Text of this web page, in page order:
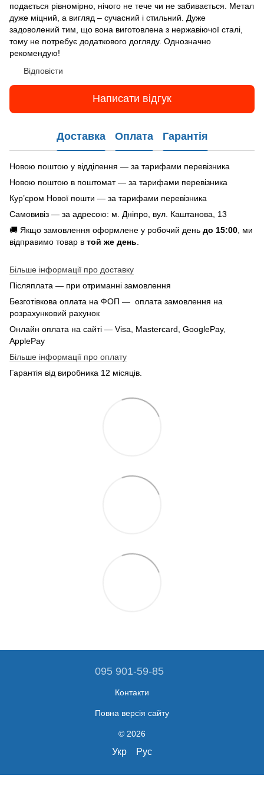
подається рівномірно, нічого не тече чи не забивається. Метал
дуже міцний, а вигляд – сучасний і стильний. Дуже
задоволений тим, що вона виготовлена з нержавіючої сталі,
тому не потребує додаткового догляду. Однозначно
рекомендую!
Відповісти
Написати відгук
Доставка Оплата Гарантія
Новою поштою у відділення — за тарифами перевізника
Новою поштою в поштомат — за тарифами перевізника
Кур’єром Нової пошти — за тарифами перевізника
Самовивіз — за адресою: м. Дніпро, вул. Каштанова, 13
🚚 Якщо замовлення оформлене у робочий день до 15:00 , ми
відправимо товар в той же день
Більше інформації про доставку
Післяплата — при отриманні замовлення
Безготівкова оплата на ФОП — оплата замовлення на
розрахунковий рахунок
Онлайн оплата на сайті — Visa, Mastercard, GooglePay,
ApplePay
Більше інформації про оплату
Гарантія від виробника 12 місяців.
095 901-59-85
Контакти
Повна версія сайту
© 2026
Укр Рус